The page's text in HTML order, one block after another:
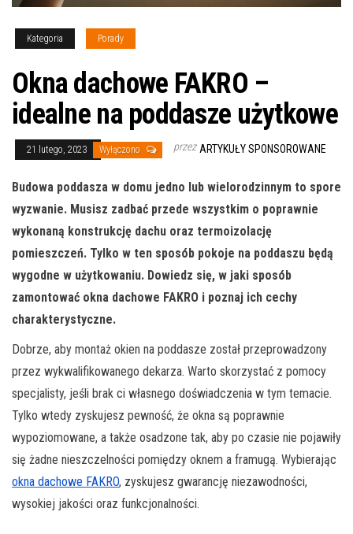
Kategoria Porady
Okna dachowe FAKRO –
idealne na poddasze użytkowe
21 lutego, 2023 Wyłączono przez ARTYKUŁY SPONSOROWANE
Budowa poddasza w domu jedno lub wielorodzinnym to spore
wyzwanie. Musisz zadbać przede wszystkim o poprawnie
wykonaną konstrukcję dachu oraz termoizolację
pomieszczeń. Tylko w ten sposób pokoje na poddaszu będą
wygodne w użytkowaniu. Dowiedz się, w jaki sposób
zamontować okna dachowe FAKRO i poznaj ich cechy
charakterystyczne.
Dobrze, aby montaż okien na poddasze został przeprowadzony
przez wykwalifikowanego dekarza. Warto skorzystać z pomocy
specjalisty, jeśli brak ci własnego doświadczenia w tym temacie.
Tylko wtedy zyskujesz pewność, że okna są poprawnie
wypoziomowane, a także osadzone tak, aby po czasie nie pojawiły
się żadne nieszczelności pomiędzy oknem a framugą. Wybierając
okna dachowe FAKRO, zyskujesz gwarancję niezawodności,
wysokiej jakości oraz funkcjonalności.